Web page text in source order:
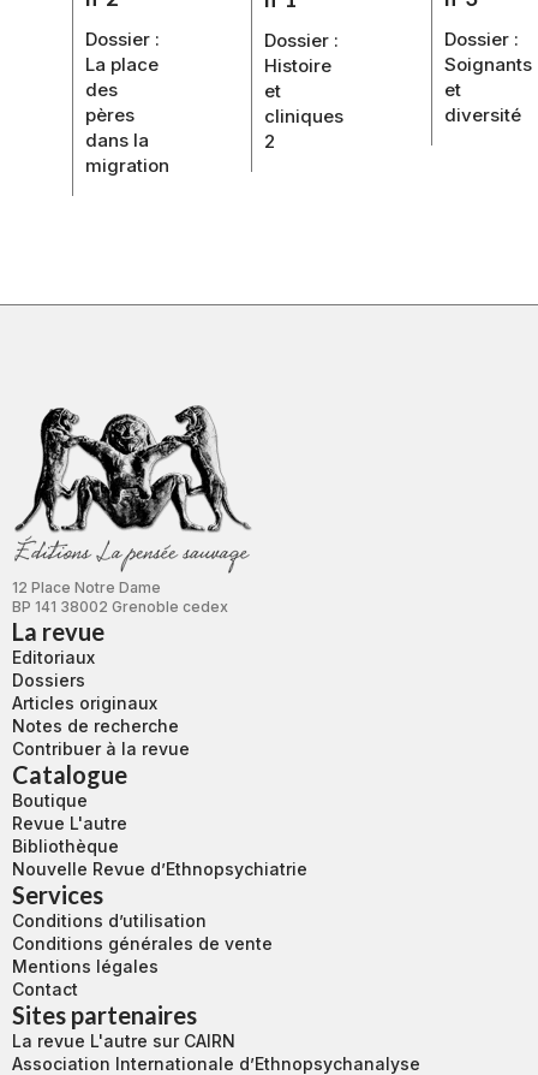
Dossier :
La place
des
pères
dans la
migration
Dossier :
Histoire
et
cliniques
2
Dossier :
Soignants
et
diversité
12 Place Notre Dame
BP 141 38002 Grenoble cedex
La revue
Editoriaux
Dossiers
Articles originaux
Notes de recherche
Contribuer à la revue
Catalogue
Boutique
Revue L'autre
Bibliothèque
Nouvelle Revue d’Ethnopsychiatrie
Services
Conditions d’utilisation
Conditions générales de vente
Mentions légales
Contact
Sites partenaires
La revue L'autre sur CAIRN
Association Internationale d’Ethnopsychanalyse